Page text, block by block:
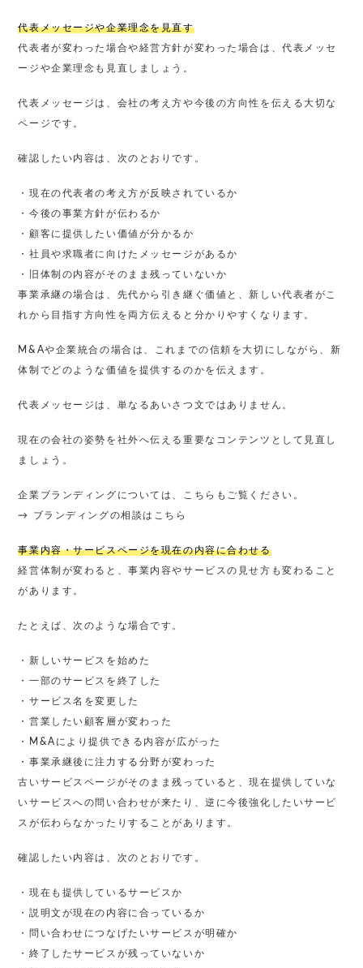
代表メッセージや企業理念を見直す
代表者が変わった場合や経営方針が変わった場合は、代表メッセ
ージや企業理念も見直しましょう。
代表メッセージは、会社の考え方や今後の方向性を伝える大切な
ページです。
確認したい内容は、次のとおりです。
・現在の代表者の考え方が反映されているか
・今後の事業方針が伝わるか
・顧客に提供したい価値が分かるか
・社員や求職者に向けたメッセージがあるか
・旧体制の内容がそのまま残っていないか
事業承継の場合は、先代から引き継ぐ価値と、新しい代表者がこ
れから目指す方向性を両方伝えると分かりやすくなります。
M&Aや企業統合の場合は、これまでの信頼を大切にしながら、新
体制でどのような価値を提供するのかを伝えます。
代表メッセージは、単なるあいさつ文ではありません。
現在の会社の姿勢を社外へ伝える重要なコンテンツとして見直し
ましょう。
企業ブランディングについては、こちらもご覧ください。
→ ブランディングの相談はこちら
事業内容・サービスページを現在の内容に合わせる
経営体制が変わると、事業内容やサービスの見せ方も変わること
があります。
たとえば、次のような場合です。
・新しいサービスを始めた
・一部のサービスを終了した
・サービス名を変更した
・営業したい顧客層が変わった
・M&Aにより提供できる内容が広がった
・事業承継後に注力する分野が変わった
古いサービスページがそのまま残っていると、現在提供していな
いサービスへの問い合わせが来たり、逆に今後強化したいサービ
スが伝わらなかったりすることがあります。
確認したい内容は、次のとおりです。
・現在も提供しているサービスか
・説明文が現在の内容に合っているか
・問い合わせにつなげたいサービスが明確か
・終了したサービスが残っていないか